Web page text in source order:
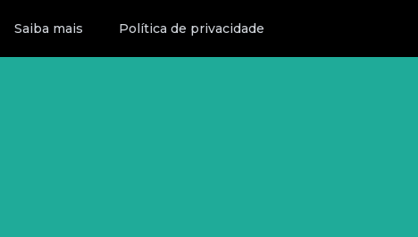
Saiba mais Política de privacidade